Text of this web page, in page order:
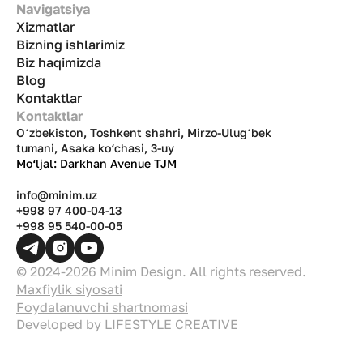
Navigatsiya
Xizmatlar
Bizning ishlarimiz
Biz haqimizda
Blog
Kontaktlar
Kontaktlar
Oʻzbekiston, Toshkent shahri, Mirzo-Ulugʻbek
tumani, Asaka ko‘chasi, 3-uy
Mo‘ljal: Darkhan Avenue TJM
info@minim.uz
+998 97 400-04-13
+998 95 540-00-05
© 2024-2026 Minim Design. All rights reserved.
Maxfiylik siyosati
Foydalanuvchi shartnomasi
Developed by LIFESTYLE CREATIVE